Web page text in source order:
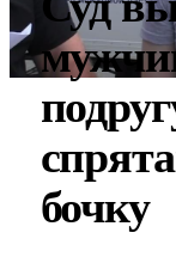
бочку